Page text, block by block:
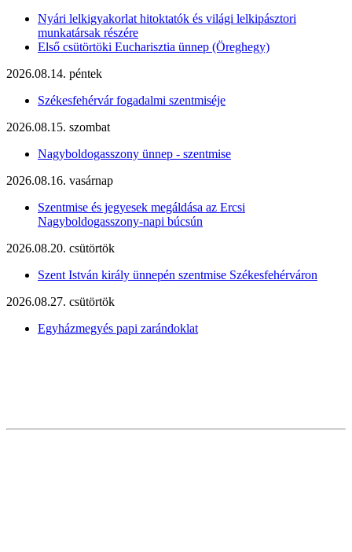
Nyári lelkigyakorlat hitoktatók és világi lelkipásztori
munkatársak részére
Első csütörtöki Eucharisztia ünnep (Öreghegy)
2026.08.14. péntek
Székesfehérvár fogadalmi szentmiséje
2026.08.15. szombat
Nagyboldogasszony ünnep - szentmise
2026.08.16. vasárnap
Szentmise és jegyesek megáldása az Ercsi
Nagyboldogasszony-napi búcsún
2026.08.20. csütörtök
Szent István király ünnepén szentmise Székesfehérváron
2026.08.27. csütörtök
Egyházmegyés papi zarándoklat